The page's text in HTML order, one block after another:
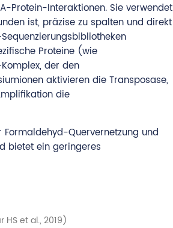
Protein-Interaktionen. Sie verwendet
ist, präzise zu spalten und direkt
Proteine (wie
der den
aktivieren die Transposase,
die
Quervernetzung und
bietet ein geringeres
et al., 2019)